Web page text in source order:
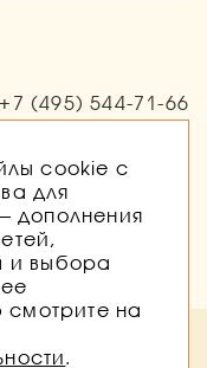
+7 (495) 544-71-66
данных
cookie с
для
дополнения
и выбора
на
.